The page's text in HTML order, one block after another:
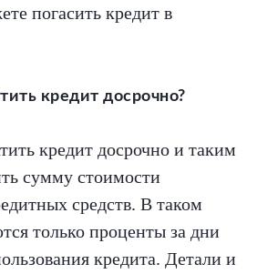
погасить кредит в
кредит досрочно?
кредит досрочно и таким
сумму стоимости
средств. В таком
только проценты за дни
кредита. Детали и